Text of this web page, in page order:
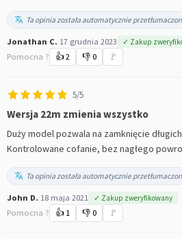
Ta opinia została automatycznie
Jonathan C.·17 grudnia 2023 ✓ Zakup
Pomocna ? 👍2 👎 0 🚩
5/5
Wersja 22m zmienia wszystko
Duży model pozwala na zamknięcie
Kontrolowane cofanie, bez nagłego
Ta opinia została automatycznie
John D.·18 maja 2021 ✓ Zakup zweryfikowany
Pomocna ? 👍 1 👎 0 🚩